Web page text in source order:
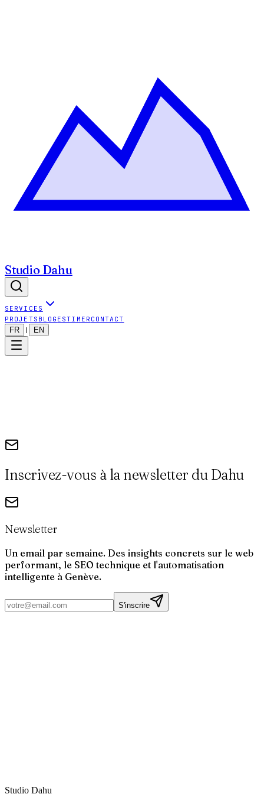
Studio Dahu
SERVICES
PROJETS BLOG ESTIMER CONTACT
FR EN
Inscrivez-vous à la newsletter du Dahu
Newsletter
Un email par semaine. Des insights concrets sur le web
performant, le SEO technique et l'automatisation
intelligente à Genève.
S'inscrire
Studio Dahu